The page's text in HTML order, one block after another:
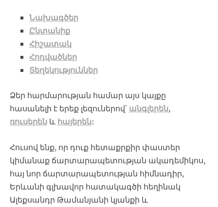
Նախագծեր
Ընտանիք
Հիշատակ
Հոդվածներ
Տեղեկություններ
Ձեր հարմարության համար այս կայքը
հասանելի է երեք լեզուներով՝ անգլերեն,
ռուսերեն և հայերեն:
Հուսով ենք, որ դուք հետաքրքիր փաստեր
կիմանաք ճարտարապետության ակադեմիկոս,
հայ նոր ճարտարապետության հիմնադիր,
Երևանի գլխավոր հատակագծի հեղինակ
Ալեքսանդր Թամանյանի կյանքի և